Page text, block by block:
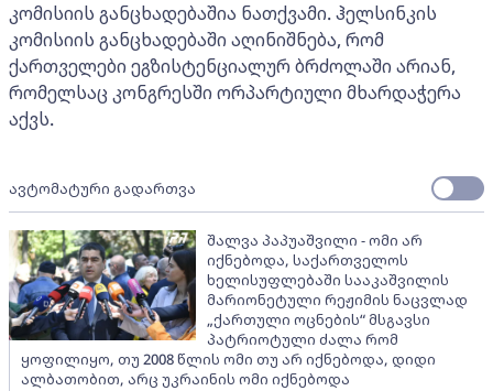
კომისიის განცხადებაშია ნათქვამი. ჰელსინკის
კომისიის განცხადებაში აღინიშნება, რომ
ქართველები ეგზისტენციალურ ბრძოლაში არიან,
რომელსაც კონგრესში ორპარტიული მხარდაჭერა
აქვს.
ავტომატური გადართვა
შალვა პაპუაშვილი - ომი არ
იქნებოდა, საქართველოს
ხელისუფლებაში სააკაშვილის
მარიონეტული რეჟიმის ნაცვლად
„ქართული ოცნების“ მსგავსი
პატრიოტული ძალა რომ
ყოფილიყო, თუ 2008 წლის ომი თუ არ იქნებოდა, დიდი
ალბათობით, არც უკრაინის ომი იქნებოდა